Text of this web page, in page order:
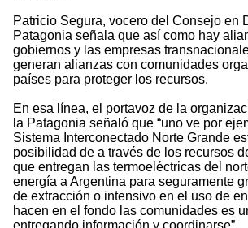
Patricio Segura, vocero del Consejo en
Patagonia señala que así como hay
gobiernos y las empresas
generan alianzas con comunidades
países para proteger los recursos.
En esa línea, el portavoz de la
la Patagonia señaló que “uno ve por
Sistema Interconectado Norte Grande
posibilidad de a través de los recursos
que entregan las termoeléctricas del
energía a Argentina para seguramente
de extracción o intensivo en el uso de
hacen en el fondo las comunidades es